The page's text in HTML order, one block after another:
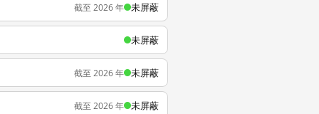
截至 2026 年 未屏蔽
未屏蔽
截至 2026 年 未屏蔽
截至 2026 年 未屏蔽